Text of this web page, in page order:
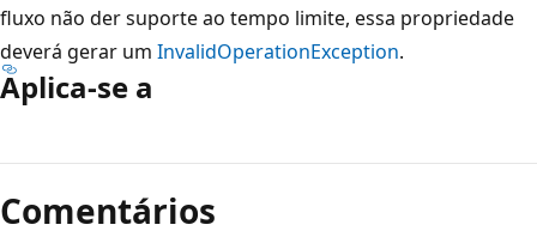
fluxo não der suporte ao tempo limite, essa propriedade
deverá gerar um InvalidOperationException.
Aplica-se a
de
leitura
Comentários